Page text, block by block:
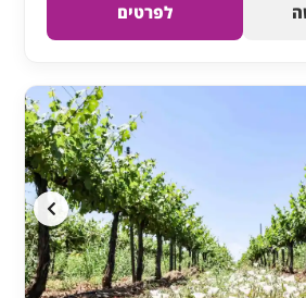
לפרטים